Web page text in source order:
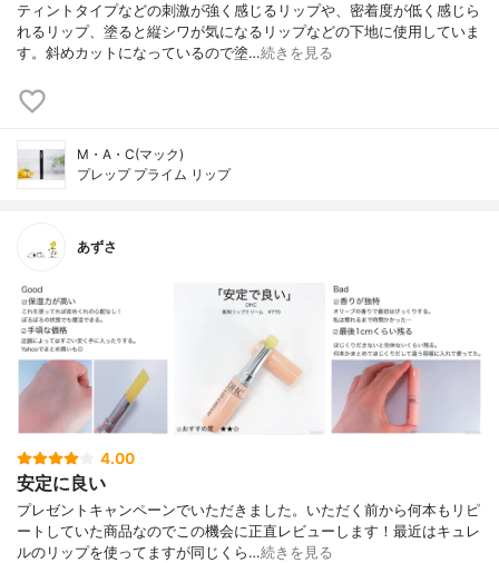
ティントタイプなどの刺激が強く感じるリップや、密着度が低く感じら
れるリップ、塗ると縦シワが気になるリップなどの下地に使用していま
す。斜めカットになっているので塗…続きを見る
M・A・C(マック)
プレップ プライム リップ
あずさ
4.00
安定に良い
プレゼントキャンペーンでいただきました。いただく前から何本もリピ
ートしていた商品なのでこの機会に正直レビューします！最近はキュレ
ルのリップを使ってますが同じくら…続きを見る